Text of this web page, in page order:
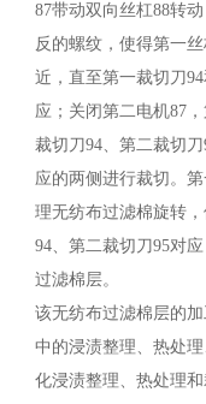
87带动双向丝杠88转
反的螺纹，使得第一
近，直至第一裁切刀
应；关闭第二电机87
裁切刀94、第二裁切
应的两侧进行裁切。
理无纺布过滤棉旋转
94、第二裁切刀95对
过滤棉层。
该无纺布过滤棉层的
中的浸渍整理、热处
化浸渍整理、热处理